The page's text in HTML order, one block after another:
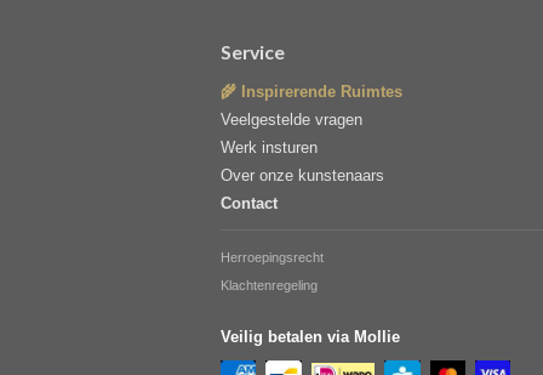
Service
🌾 Inspirerende Ruimtes
Veelgestelde vragen
Werk insturen
Over onze kunstenaars
Contact
Herroepingsrecht
Klachtenregeling
Veilig betalen via Mollie